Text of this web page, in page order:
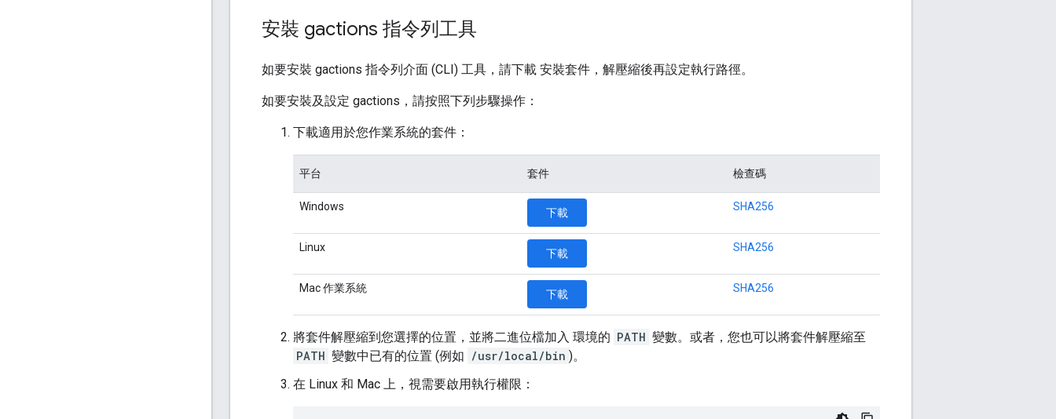
安裝 gactions 指令列工具
如要安裝 gactions 指令列介面 (CLI) 工具，請下載 安裝套件，解壓縮後再設定執行路徑。
如要安裝及設定 gactions，請按照下列步驟操作：
下載適用於您作業系統的套件：
平台 套件 檢查碼
Windows 下載 SHA256
Linux 下載 SHA256
Mac 作業系統 下載 SHA256
將套件解壓縮到您選擇的位置，並將二進位檔加入 環境的 PATH 變數。或者，您也可以將套件解壓縮至
PATH 變數中已有的位置 (例如 /usr/local/bin )。
在 Linux 和 Mac 上，視需要啟用執行權限：